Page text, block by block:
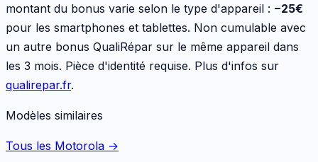
montant du bonus varie selon le type d'appareil : −25€
pour les smartphones et tablettes. Non cumulable avec
un autre bonus QualiRépar sur le même appareil dans
les 3 mois. Pièce d'identité requise. Plus d'infos sur
qualirepar.fr.
Modèles similaires
Tous les Motorola →